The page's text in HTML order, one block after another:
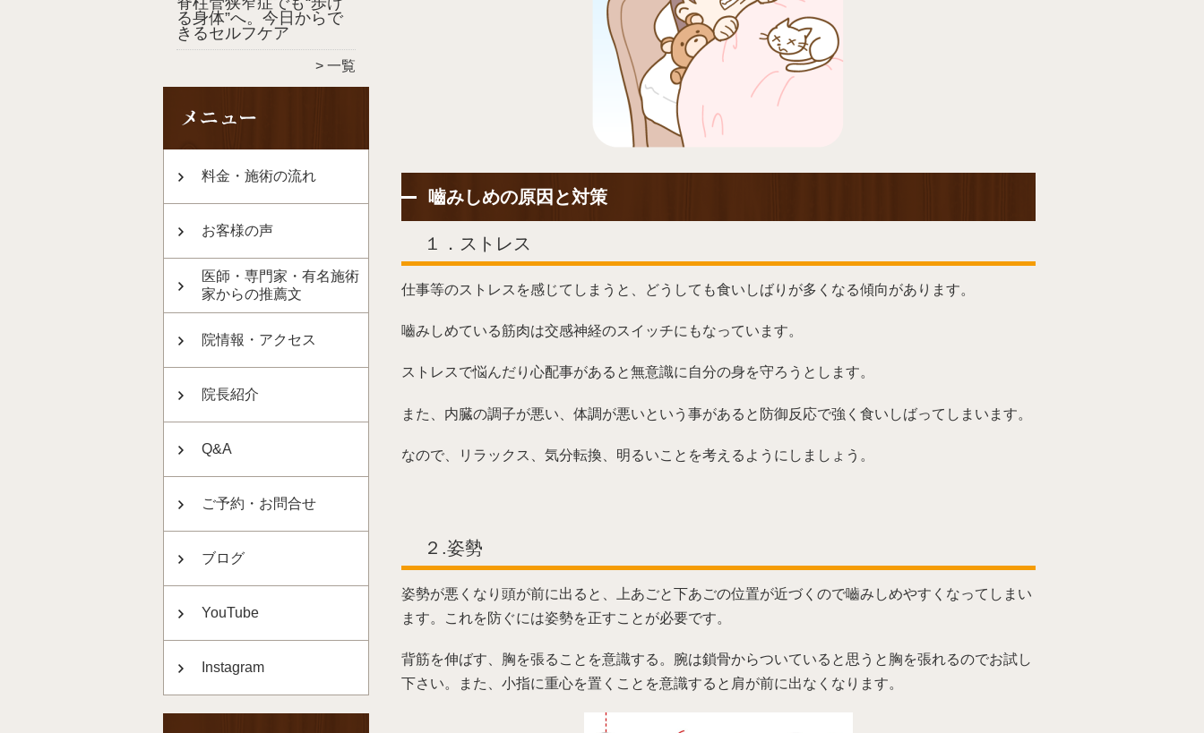
る身体”へ。今日からで
きるセルフケア
一覧
料金・施術の流れ
お客様の声
医師・専門家・有名施術
家からの推薦文
院情報・アクセス
院長紹介
Q&A
ご予約・お問合せ
ブログ
YouTube
Instagram
嚙みしめの原因と対策
１．ストレス
仕事等のストレスを感じてしまうと、どうしても食いしばりが多くなる傾向があります。
嚙みしめている筋肉は交感神経のスイッチにもなっています。
ストレスで悩んだり心配事があると無意識に自分の身を守ろうとします。
また、内臓の調子が悪い、体調が悪いという事があると防御反応で強く食いしばってしまいます。
なので、リラックス、気分転換、明るいことを考えるようにしましょう。
２.姿勢
姿勢が悪くなり頭が前に出ると、上あごと下あごの位置が近づくので嚙みしめやすくなってしまい
ます。これを防ぐには姿勢を正すことが必要です。
背筋を伸ばす、胸を張ることを意識する。腕は鎖骨からついていると思うと胸を張れるのでお試し
下さい。また、小指に重心を置くことを意識すると肩が前に出なくなります。